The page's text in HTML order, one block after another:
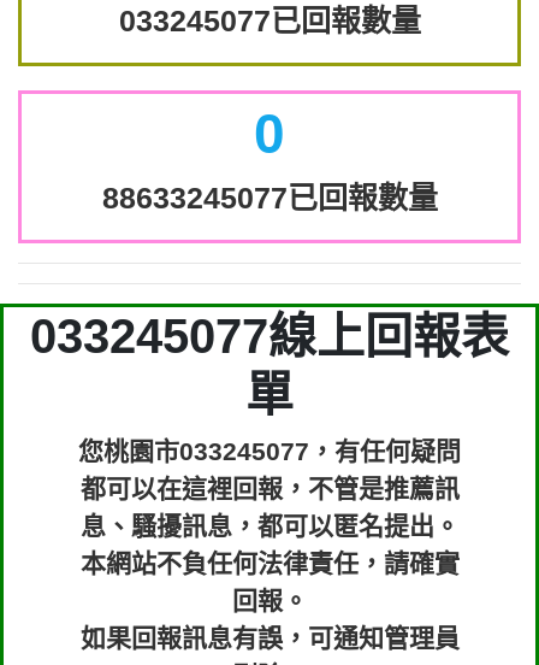
033245077已回報數量
0
88633245077已回報數量
033245077線上回報表
單
您桃園市033245077，有任何疑問
都可以在這裡回報，不管是推薦訊
息、騷擾訊息，都可以匿名提出。
本網站不負任何法律責任，請確實
回報。
如果回報訊息有誤，可通知管理員